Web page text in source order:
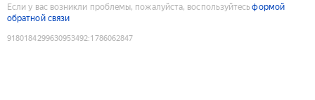
Если у вас возникли проблемы, пожалуйста, воспользуйтесьформой
обратной связи
9180184299630953492:1786062847